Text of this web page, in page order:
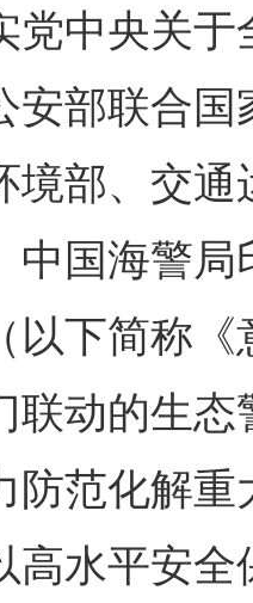
党中央关
安部联合
境部、交
中国海警
以下简称
联动的生
防范化解
高水平安